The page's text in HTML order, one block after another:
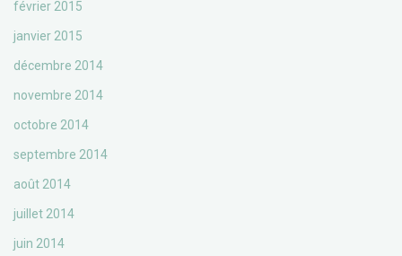
février 2015
janvier 2015
décembre 2014
novembre 2014
octobre 2014
septembre 2014
août 2014
juillet 2014
juin 2014